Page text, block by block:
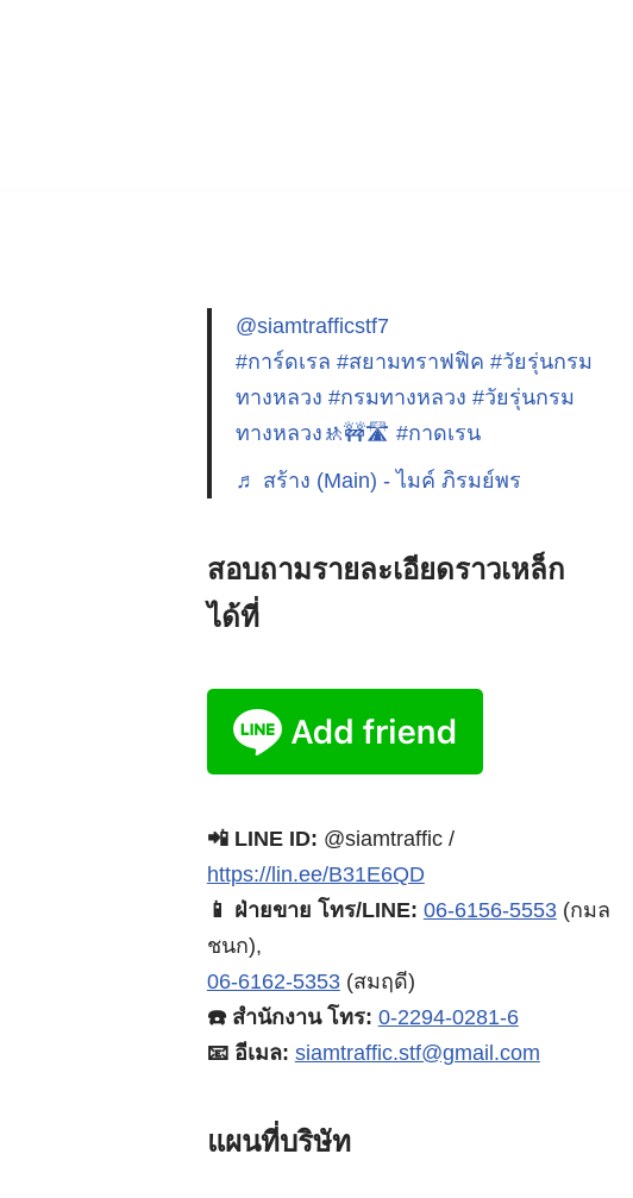
@siamtrafficstf7
#การ์ดเรล #สยามทราฟฟิค #วัยรุ่นกรม
ทางหลวง #กรมทางหลวง #วัยรุ่นกรม
ทางหลวง🚸🚧🛣️ #กาดเรน
♬ สร้าง (Main) - ไมค์ ภิรมย์พร
สอบถามรายละเอียดราวเหล็ก
ได้ที่
📲 LINE ID: @siamtraffic /
https://lin.ee/B31E6QD
📱 ฝ่ายขาย โทร/LINE: 06-6156-5553(กมล
ชนก),
06-6162-5353(สมฤดี)
☎️ สำนักงาน โทร: 0-2294-0281-6
📧 อีเมล: siamtraffic.stf@gmail.com
แผนที่บริษัท